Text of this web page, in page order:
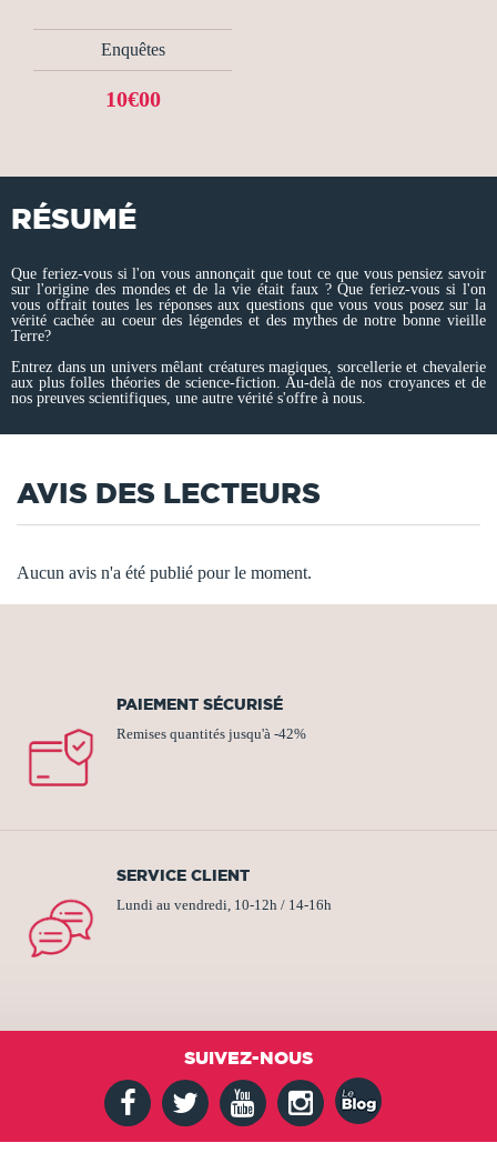
Enquêtes
10€00
RÉSUMÉ
Que feriez-vous si l'on vous annonçait que tout ce que vous pensiez savoir
sur l'origine des mondes et de la vie était faux ? Que feriez-vous si l'on
vous offrait toutes les réponses aux questions que vous vous posez sur la
vérité cachée au coeur des légendes et des mythes de notre bonne vieille
Terre?
Entrez dans un univers mêlant créatures magiques, sorcellerie et chevalerie
aux plus folles théories de science-fiction. Au-delà de nos croyances et de
nos preuves scientifiques, une autre vérité s'offre à nous.
AVIS DES LECTEURS
Aucun avis n'a été publié pour le moment.
PAIEMENT SÉCURISÉ
Remises quantités jusqu'à -42%
SERVICE CLIENT
Lundi au vendredi, 10-12h / 14-16h
SUIVEZ-NOUS